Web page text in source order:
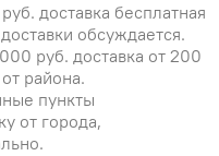
доставка бесплатная
обсуждается.
руб. доставка от 200
района.
пункты
от города,